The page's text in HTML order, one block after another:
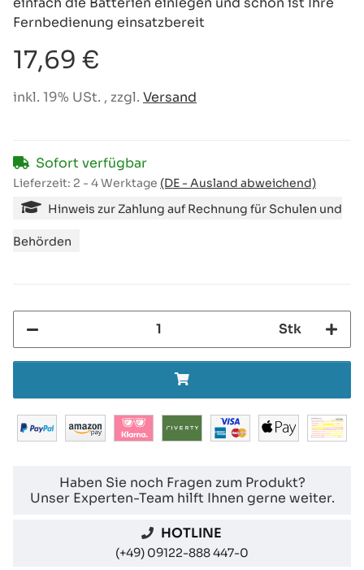
Fernbedienung einsatzbereit
17,69 €
inkl. 19% USt. , zzgl. Versand
Sofort verfügbar
Lieferzeit: 2 - 4 Werktage (DE - Ausland abweichend)
Hinweis zur Zahlung auf Rechnung für Schulen und
Behörden
Stk
Haben Sie noch Fragen zum Produkt?
Unser Experten-Team hilft Ihnen gerne weiter.
HOTLINE
(+49) 09122-888 447-0